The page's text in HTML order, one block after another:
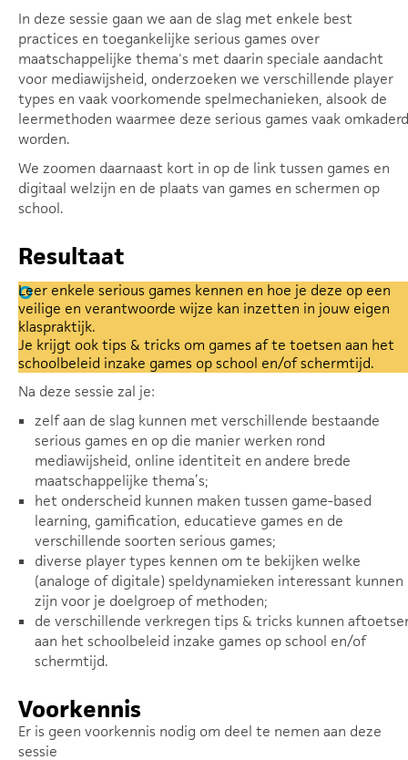
In deze sessie gaan we aan de slag met enkele best
practices en toegankelijke serious games over
maatschappelijke thema's met daarin speciale aandacht
voor mediawijsheid, onderzoeken we verschillende player
types en vaak voorkomende spelmechanieken, alsook de
leermethoden waarmee deze serious games vaak omkaderd
worden.
We zoomen daarnaast kort in op de link tussen games en
digitaal welzijn en de plaats van games en schermen op
school.
Resultaat
Leer enkele serious games kennen en hoe je deze op een
veilige en verantwoorde wijze kan inzetten in jouw eigen
klaspraktijk.
Je krijgt ook tips & tricks om games af te toetsen aan het
schoolbeleid inzake games op school en/of schermtijd.
Na deze sessie zal je:
zelf aan de slag kunnen met verschillende bestaande
serious games en op die manier werken rond
mediawijsheid, online identiteit en andere brede
maatschappelijke thema’s;
het onderscheid kunnen maken tussen game-based
learning, gamification, educatieve games en de
verschillende soorten serious games;
diverse player types kennen om te bekijken welke
(analoge of digitale) speldynamieken interessant kunnen
zijn voor je doelgroep of methoden;
de verschillende verkregen tips & tricks kunnen
aan het schoolbeleid inzake games op school en/of
schermtijd.
Voorkennis
Er is geen voorkennis nodig om deel te nemen aan deze
sessie